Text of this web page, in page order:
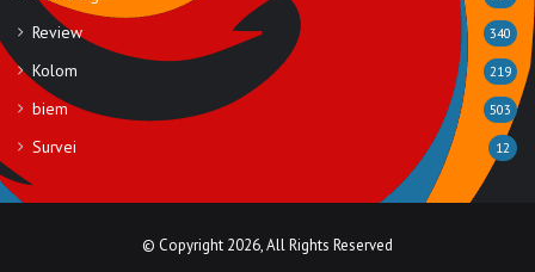
Review 340
Kolom 219
biem 503
Survei 12
© Copyright 2026, All Rights Reserved